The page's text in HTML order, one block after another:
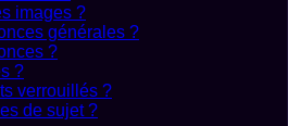
images ?
générales ?
?
?
verrouillés ?
de sujet ?